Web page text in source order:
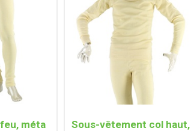
méta
Sous-vêtement col haut,